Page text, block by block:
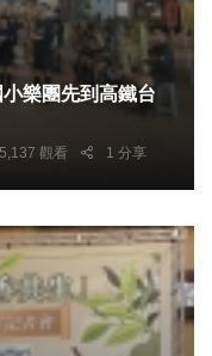
5,137 觀看 1 分享